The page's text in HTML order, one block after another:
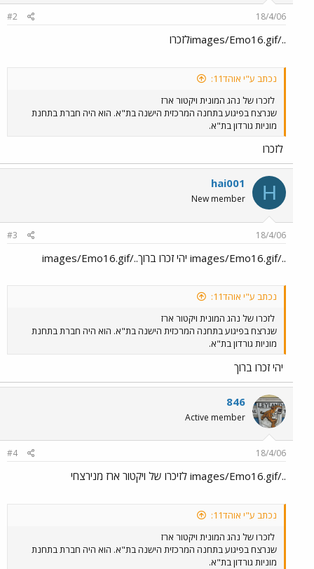
18/4/06
#2
../images/Emo16.gifלזכרו
נכתב ע"י אוהד11:
לזכרו של נהג המונית ויקטור ארז
שנרצח בפיגוע בתחנה המרכזית הישנה בת"א. הוא היה חברת בתחנת
מוניות גורדון בת"א.
לזכרו
H
hai001
New member
18/4/06
#3
../images/Emo16.gif יהי זכרו ברוך../images/Emo16.gif
נכתב ע"י אוהד11:
לזכרו של נהג המונית ויקטור ארז
שנרצח בפיגוע בתחנה המרכזית הישנה בת"א. הוא היה חברת בתחנת
מוניות גורדון בת"א.
יהי זכרו ברוך
846
Active member
18/4/06
#4
../images/Emo16.gif לזיכרו של ויקטור ארז מנירצחי
נכתב ע"י אוהד11:
לזכרו של נהג המונית ויקטור ארז
שנרצח בפיגוע בתחנה המרכזית הישנה בת"א. הוא היה חברת בתחנת
מוניות גורדון בת"א.